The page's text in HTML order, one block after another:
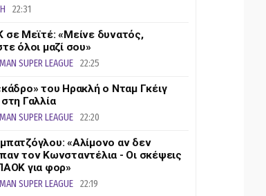
22:31
σε Μεϊτέ: «Μείνε δυνατός,
όλοι μαζί σου»
SUPER LEAGUE 22:25
του Ηρακλή ο Νταμ Γκέιγ
Γαλλία
SUPER LEAGUE 22:20
«Αλίμονο αν δεν
τον Κωνσταντέλια - Οι σκέψεις
για φορ»
SUPER LEAGUE 22:19